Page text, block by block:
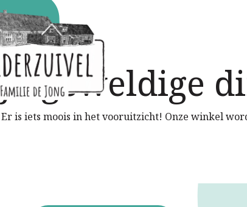
geweldige
Er is iets moois in het vooruitzicht! Onze winkel